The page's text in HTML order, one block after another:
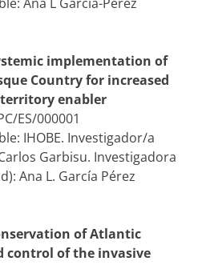
implementation of
Country for increased
enabler
ES/000001
IHOBE. Investigador/a
Garbisu. Investigadora
Ana L. García Pérez
of Atlantic
control of the invasive